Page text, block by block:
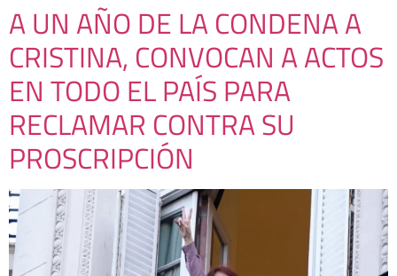
A UN AÑO DE LA CONDENA A
CRISTINA, CONVOCAN A ACTOS
EN TODO EL PAÍS PARA
RECLAMAR CONTRA SU
PROSCRIPCIÓN